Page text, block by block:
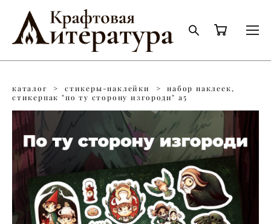
каталог > стикеры-наклейки >
набор наклеек,
стикерпак "по ту сторону изгороди" а5